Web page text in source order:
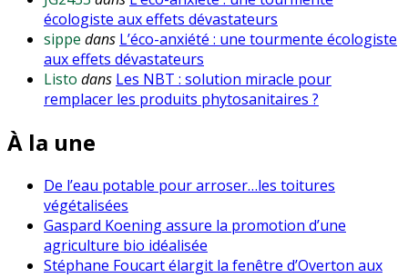
écologiste aux effets dévastateurs
sippe dans L’éco-anxiété : une tourmente écologiste
aux effets dévastateurs
Listo dans Les NBT : solution miracle pour
remplacer les produits phytosanitaires ?
À la une
De l’eau potable pour arroser…les toitures
végétalisées
Gaspard Koening assure la promotion d’une
agriculture bio idéalisée
Stéphane Foucart élargit la fenêtre d’Overton aux